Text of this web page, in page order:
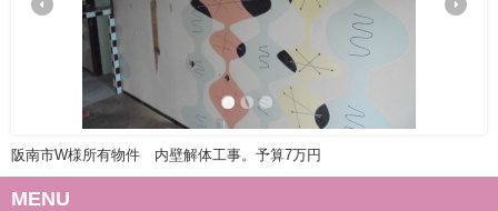
阪南市W様所有物件 内壁解体工事。予算7万円
MENU